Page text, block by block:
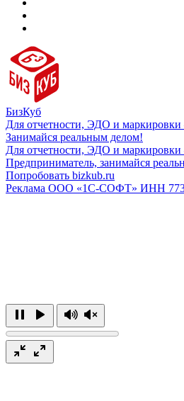
БизКуб
Для отчетности, ЭДО и
Занимайся реальным делом!
Для отчетности, ЭДО и
Предприниматель, занимайся
Попробовать bizkub.ru
Реклама ООО «1С-СОФТ» ИНН